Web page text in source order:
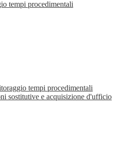
tempi procedimentali
tempi procedimentali
sostitutive e acquisizione d'ufficio